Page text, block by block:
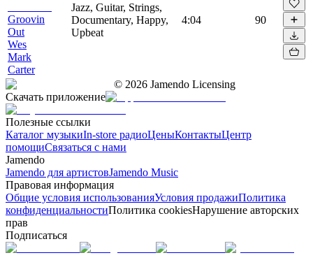
Groovin
Out
Wes
Mark
Carter
Jazz, Guitar, Strings,
Documentary, Happy,
Upbeat
4:04 90
© 2026 Jamendo Licensing
Скачать приложение
Полезные ссылки
Каталог музыкиIn-store радиоЦеныКонтактыЦентр
помощиСвязаться с нами
Jamendo
Jamendo для артистовJamendo Music
Правовая информация
Общие условия использованияУсловия продажиПолитика
конфиденциальностиПолитика cookiesНарушение авторских
прав
Подписаться